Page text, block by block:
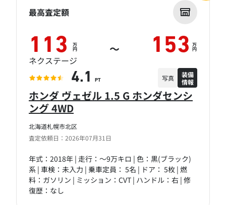
北海道札幌市北区
査定依頼日：2026年07月31日
ホンダ ヴェゼル 1.5 G ホンダセンシ
ング 4WD
年式：2018年 | 走行：～9万キロ | 色：黒(ブラック)
系 | 車検：未入力 | 乗車定員： 5名 | ドア： 5枚 | 燃
料：ガソリン | ミッション：CVT | ハンドル：右 | 修
復歴：なし
最高査定額
113 万
円 ～ 153 万
円
ネクステージ
4.1 PT 写真
装備
情報